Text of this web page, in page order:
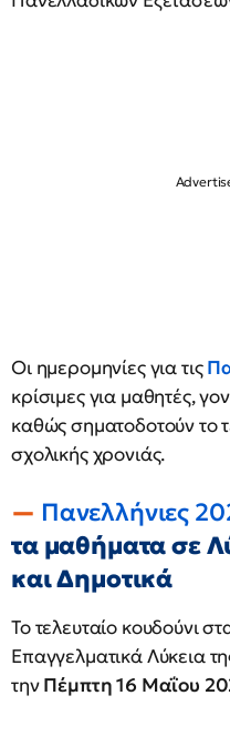
Οι ημερομηνίες για τις
κρίσιμες για μαθητές,
καθώς σηματοδοτούν το
σχολικής χρονιάς.
Πανελλήνιες
τα μαθήματα σε
και Δημοτικά
Το τελευταίο κουδούνι
Επαγγελματικά Λύκεια
τηνΠέμπτη 16 Μαΐου